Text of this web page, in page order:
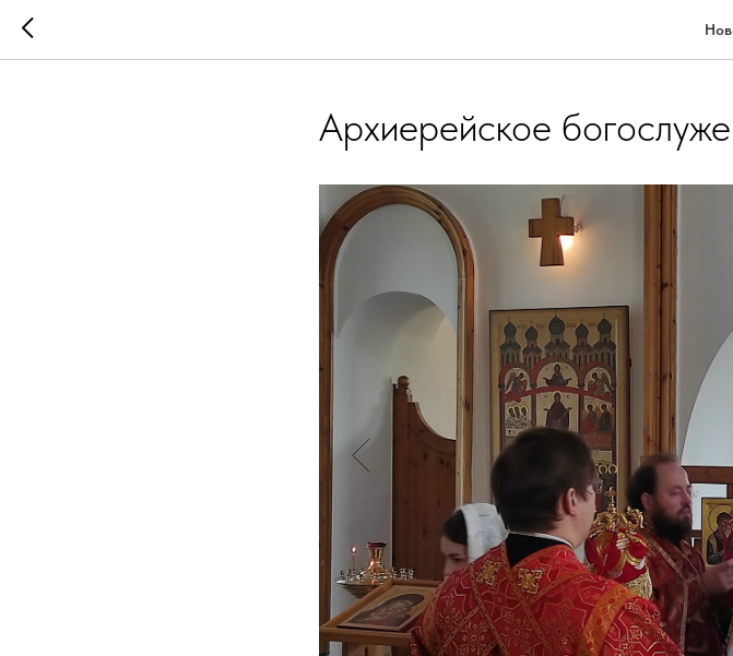
Архиерейское